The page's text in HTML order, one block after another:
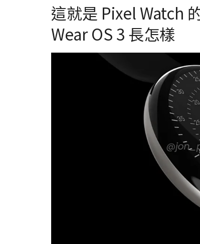
這就是 Pixel Watch
Wear OS 3 長怎樣